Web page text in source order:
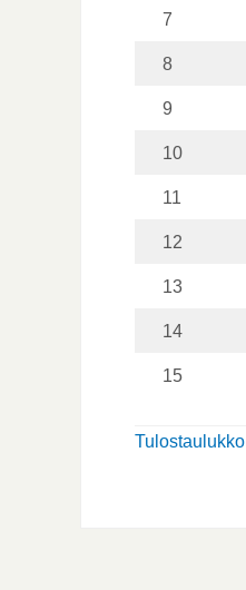
7
8
9
10
11
12
13
14
15
Tulostaulukko